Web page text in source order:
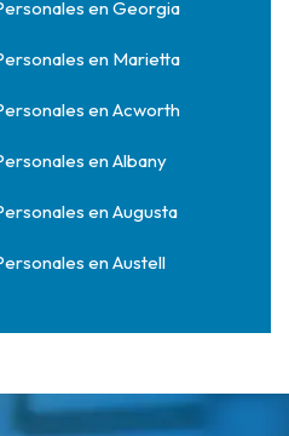
en Georgia
en Marietta
en Acworth
en Albany
en Augusta
en Austell